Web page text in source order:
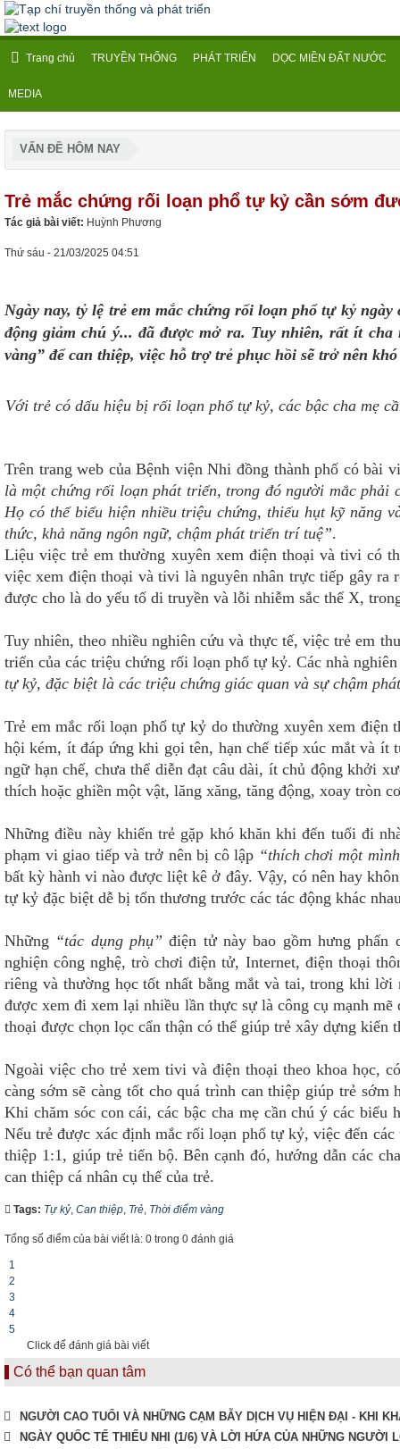
Trang chủ TRUYỀN THỐNG PHÁT TRIỂN DỌC MIỀN ĐẤT NƯỚC
MEDIA
VẤN ĐỀ HÔM NAY
Trẻ mắc chứng rối loạn phổ tự kỷ cần sớm
Tác giả bài viết: Huỳnh Phương
Thứ sáu - 21/03/2025 04:51
Ngày nay, tỷ lệ trẻ em mắc chứng rối loạn phổ tự kỷ
động giảm chú ý... đã được mở ra. Tuy nhiên, rất ít
vàng” để can thiệp, việc hỗ trợ trẻ phục hồi sẽ trở nên
Với trẻ có dấu hiệu bị rối loạn phổ tự kỷ, các bậc cha mẹ
Trên trang web của Bệnh viện Nhi đồng thành phố có bài
là một chứng rối loạn phát triển, trong đó người mắc
Họ có thể biểu hiện nhiều triệu chứng, thiếu hụt kỹ năng
thức, khả năng ngôn ngữ, chậm phát triển trí tuệ”.
Liệu việc trẻ em thường xuyên xem điện thoại và tivi có
việc xem điện thoại và tivi là nguyên nhân trực tiếp gây ra
được cho là do yếu tố di truyền và lỗi nhiễm sắc thể X,
Tuy nhiên, theo nhiều nghiên cứu và thực tế, việc trẻ em
triển của các triệu chứng rối loạn phổ tự kỷ. Các nhà
tự kỷ, đặc biệt là các triệu chứng giác quan và sự chậm
Trẻ em mắc rối loạn phổ tự kỷ do thường xuyên xem
hội kém, ít đáp ứng khi gọi tên, hạn chế tiếp xúc mắt và
ngữ hạn chế, chưa thể diễn đạt câu dài, ít chủ động khởi
thích hoặc ghiền một vật, lăng xăng, tăng động, xoay tròn
Những điều này khiến trẻ gặp khó khăn khi đến tuổi đi
phạm vi giao tiếp và trở nên bị cô lập “thích chơi một
bất kỳ hành vi nào được liệt kê ở đây. Vậy, có nên hay
tự kỷ đặc biệt dễ bị tổn thương trước các tác động khác
Những “tác dụng phụ” điện tử này bao gồm hưng
nghiện công nghệ, trò chơi điện tử, Internet, điện thoại
riêng và thường học tốt nhất bằng mắt và tai, trong khi
được xem đi xem lại nhiều lần thực sự là công cụ mạnh
thoại được chọn lọc cẩn thận có thể giúp trẻ xây dựng
Ngoài việc cho trẻ xem tivi và điện thoại theo khoa học,
càng sớm sẽ càng tốt cho quá trình can thiệp giúp trẻ
Khi chăm sóc con cái, các bậc cha mẹ cần chú ý các
Nếu trẻ được xác định mắc rối loạn phổ tự kỷ, việc đến
thiệp 1:1, giúp trẻ tiến bộ. Bên cạnh đó, hướng dẫn các
can thiệp cá nhân cụ thể của trẻ.
Tags: Tự kỷ, Can thiệp, Trẻ, Thời điểm vàng
Tổng số điểm của bài viết là: 0 trong 0 đánh giá
1
2
3
4
5
Click để đánh giá bài viết
Có thể bạn quan tâm
NGƯỜI CAO TUỔI VÀ NHỮNG CẠM BẪY DỊCH VỤ HIỆN ĐẠI - KHI
NGÀY QUỐC TẾ THIẾU NHI (1/6) VÀ LỜI HỨA CỦA NHỮNG NGƯỜI